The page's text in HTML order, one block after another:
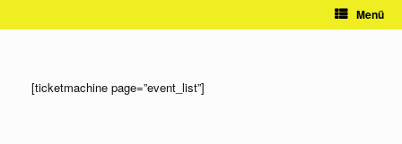
Menü
[ticketmachine page=”event_list”]